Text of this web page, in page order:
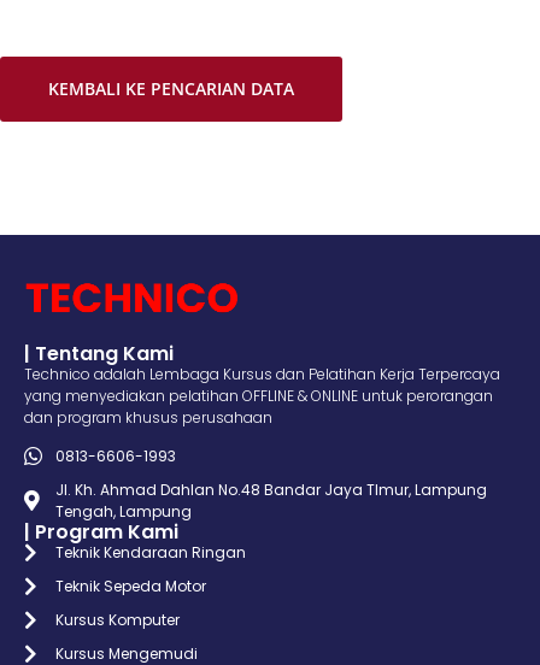
KEMBALI KE PENCARIAN DATA
| Tentang Kami
Technico adalah Lembaga Kursus dan Pelatihan Kerja Terpercaya
yang menyediakan pelatihan OFFLINE & ONLINE untuk perorangan
dan program khusus perusahaan
0813-6606-1993
Jl. Kh. Ahmad Dahlan No.48 Bandar Jaya TImur, Lampung
Tengah, Lampung
| Program Kami
Teknik Kendaraan Ringan
Teknik Sepeda Motor
Kursus Komputer
Kursus Mengemudi